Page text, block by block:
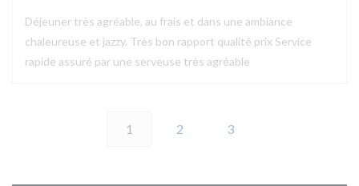
Déjeuner très agréable, au frais et dans une ambiance
chaleureuse et jazzy. Très bon rapport qualité prix Service
rapide assuré par une serveuse très agréable
1 2 3